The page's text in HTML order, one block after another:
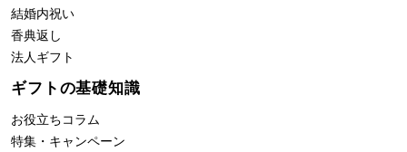
結婚内祝い
香典返し
法人ギフト
ギフトの基礎知識
お役立ちコラム
特集・キャンペーン